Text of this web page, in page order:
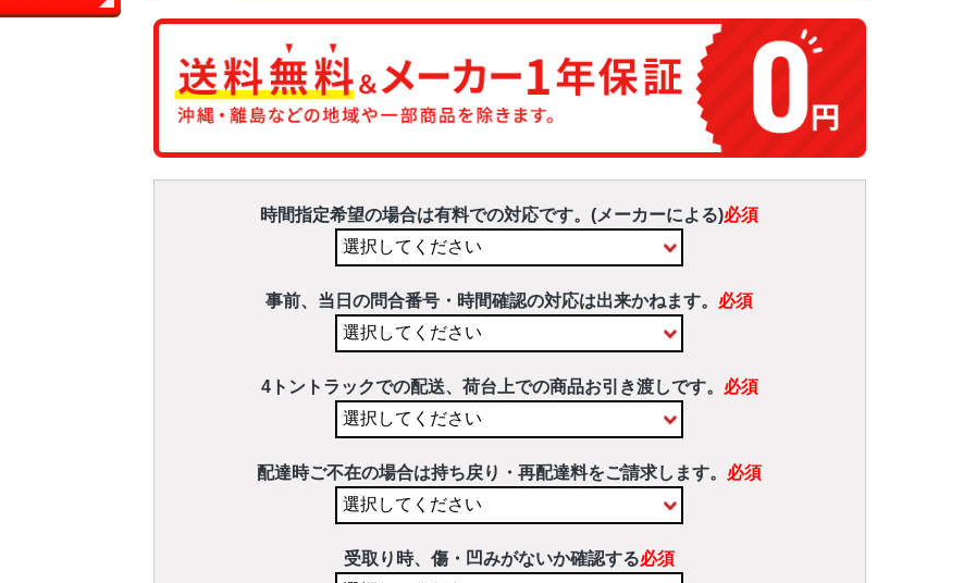
時間指定希望の場合は有料での対応です。(メーカーによる)必須
事前、当日の問合番号・時間確認の対応は出来かねます。 必須
4トントラックでの配送、荷台上での商品お引き渡しです。 必須
配達時ご不在の場合は持ち戻り・再配達料をご請求します。 必須
受取り時、傷・凹みがないか確認する必須